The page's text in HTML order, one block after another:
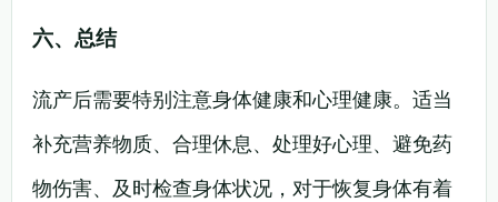
六、总结
流产后需要特别注意身体健康和心理健康。适当
补充营养物质、合理休息、处理好心理、避免药
物伤害、及时检查身体状况，对于恢复身体有着